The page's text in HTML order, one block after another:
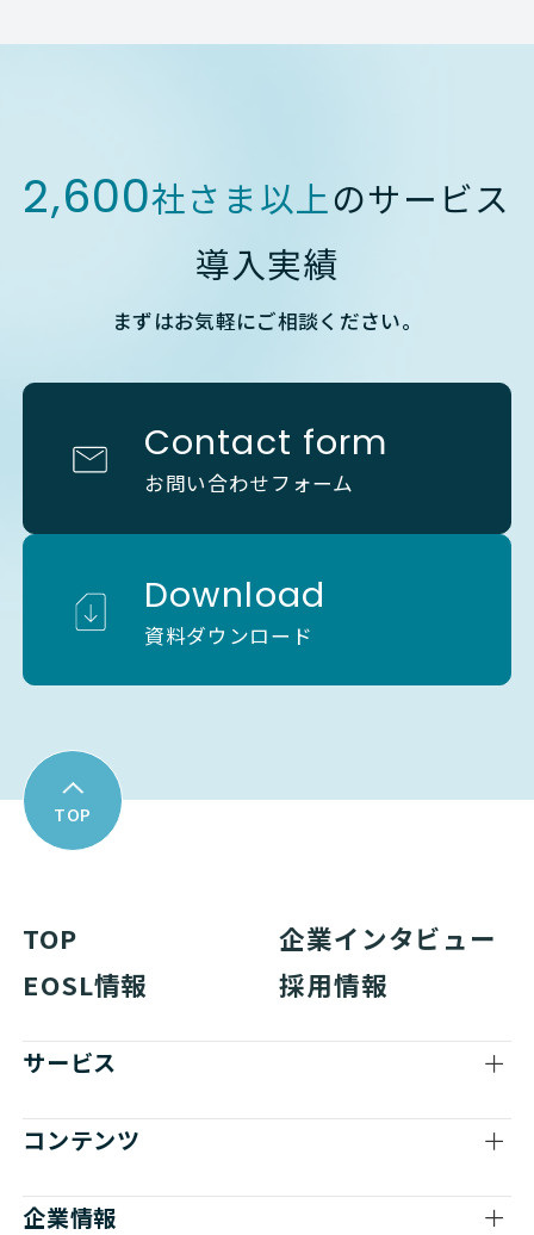
2,600社さま以上のサービス
導入実績
まずはお気軽にご相談ください。
Contact form
お問い合わせフォーム
Download
資料ダウンロード
TOP
TOP
企業インタビュー
EOSL情報
採用情報
サービス
コンテンツ
企業情報